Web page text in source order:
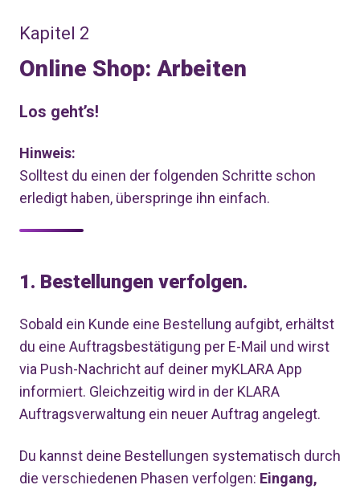
Kapitel 2
Online Shop: Arbeiten
Los geht’s!
Hinweis:
Solltest du einen der folgenden Schritte schon
erledigt haben, überspringe ihn einfach.
1. Bestellungen verfolgen.
Sobald ein Kunde eine Bestellung aufgibt, erhältst
du eine Auftragsbestätigung per E-Mail und wirst
via Push-Nachricht auf deiner myKLARA App
informiert. Gleichzeitig wird in der KLARA
Auftragsverwaltung ein neuer Auftrag angelegt.
Du kannst deine Bestellungen systematisch durch
die verschiedenen Phasen verfolgen: Eingang,